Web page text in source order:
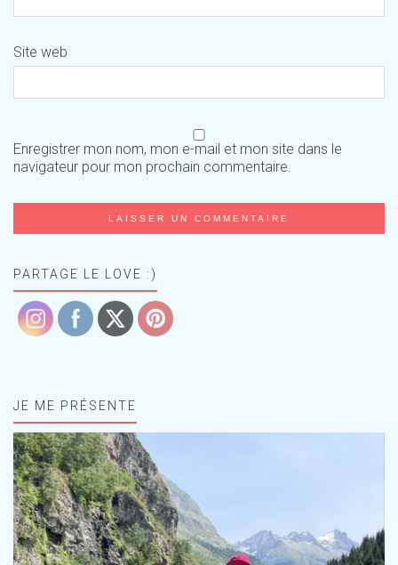
Site web
Enregistrer mon nom, mon e-mail et mon site dans le
navigateur pour mon prochain commentaire.
PARTAGE LE LOVE :)
JE ME PRÉSENTE